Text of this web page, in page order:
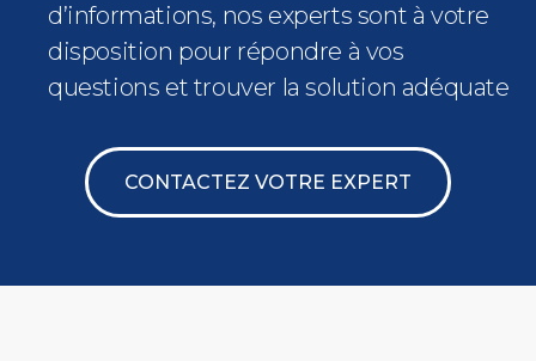
d’informations, nos experts sont à votre
disposition pour répondre à vos
questions et trouver la solution adéquate
CONTACTEZ VOTRE EXPERT